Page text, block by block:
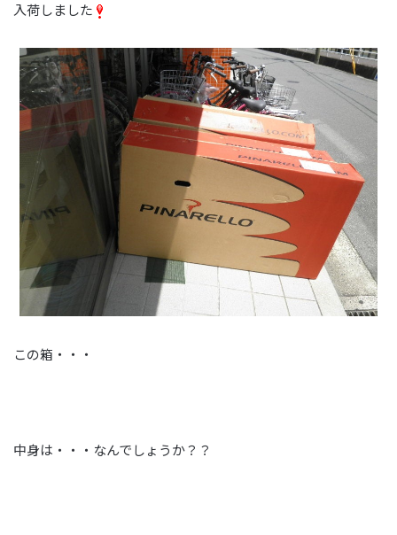
入荷しました
この箱・・・
中身は・・・なんでしょうか？？